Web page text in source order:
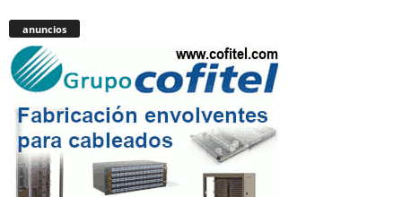
anuncios